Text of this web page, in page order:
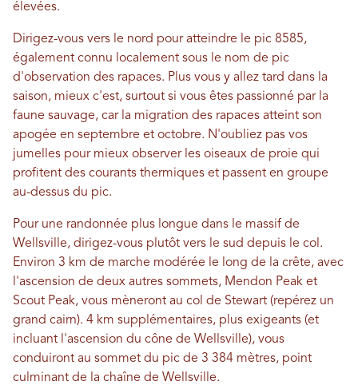
élevées.
Dirigez-vous vers le nord pour atteindre le pic 8585,
également connu localement sous le nom de pic
d'observation des rapaces. Plus vous y allez tard dans la
saison, mieux c'est, surtout si vous êtes passionné par la
faune sauvage, car la migration des rapaces atteint son
apogée en septembre et octobre. N'oubliez pas vos
jumelles pour mieux observer les oiseaux de proie qui
profitent des courants thermiques et passent en groupe
au-dessus du pic.
Pour une randonnée plus longue dans le massif de
Wellsville, dirigez-vous plutôt vers le sud depuis le col.
Environ 3 km de marche modérée le long de la crête, avec
l'ascension de deux autres sommets, Mendon Peak et
Scout Peak, vous mèneront au col de Stewart (repérez un
grand cairn). 4 km supplémentaires, plus exigeants (et
incluant l'ascension du cône de Wellsville), vous
conduiront au sommet du pic de 3 384 mètres, point
culminant de la chaîne de Wellsville.